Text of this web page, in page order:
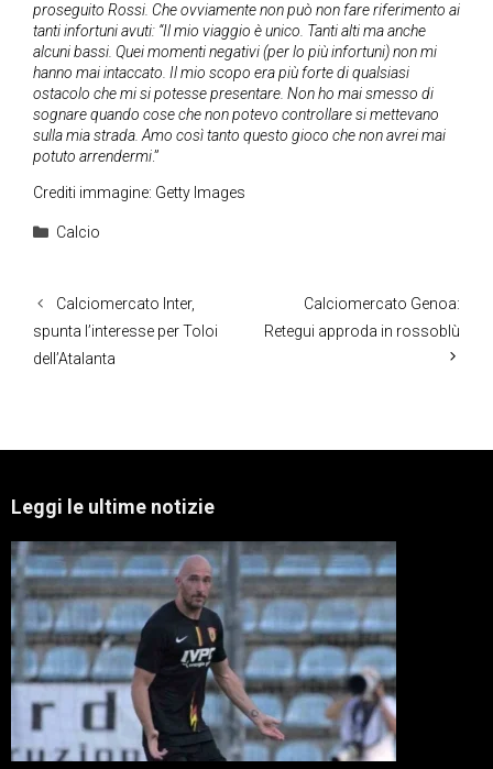
proseguito Rossi. Che ovviamente non può non fare riferimento ai
tanti infortuni avuti: “Il mio viaggio è unico. Tanti alti ma anche
alcuni bassi. Quei momenti negativi (per lo più infortuni) non mi
hanno mai intaccato. Il mio scopo era più forte di qualsiasi
ostacolo che mi si potesse presentare. Non ho mai smesso di
sognare quando cose che non potevo controllare si mettevano
sulla mia strada. Amo così tanto questo gioco che non avrei mai
potuto arrendermi.”
Crediti immagine: Getty Images
Categorie
Calcio
Calciomercato Inter,
spunta l’interesse per Toloi
dell’Atalanta
Calciomercato Genoa:
Retegui approda in rossoblù
Leggi le ultime notizie